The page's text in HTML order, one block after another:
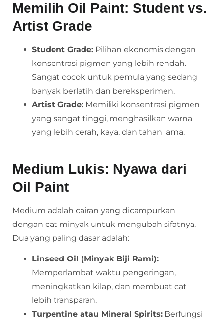
Memilih Oil Paint: Student vs.
Artist Grade
Student Grade: Pilihan ekonomis dengan
konsentrasi pigmen yang lebih rendah.
Sangat cocok untuk pemula yang sedang
banyak berlatih dan bereksperimen.
Artist Grade: Memiliki konsentrasi pigmen
yang sangat tinggi, menghasilkan warna
yang lebih cerah, kaya, dan tahan lama.
Medium Lukis: Nyawa dari
Oil Paint
Medium adalah cairan yang dicampurkan
dengan cat minyak untuk mengubah sifatnya.
Dua yang paling dasar adalah:
Linseed Oil (Minyak Biji Rami):
Memperlambat waktu pengeringan,
meningkatkan kilap, dan membuat cat
lebih transparan.
Turpentine atau Mineral Spirits: Berfungsi